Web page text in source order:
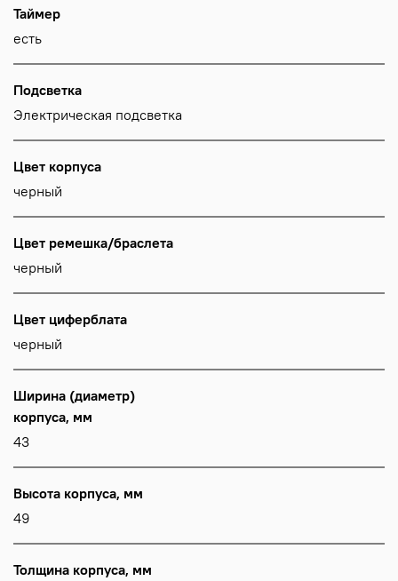
Таймер
есть
Подсветка
Электрическая подсветка
Цвет корпуса
черный
Цвет ремешка/браслета
черный
Цвет циферблата
черный
Ширина (диаметр)
корпуса, мм
43
Высота корпуса, мм
49
Толщина корпуса, мм